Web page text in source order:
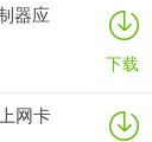
器应
下载
网卡